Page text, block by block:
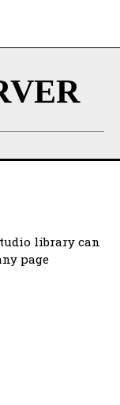
library can
page